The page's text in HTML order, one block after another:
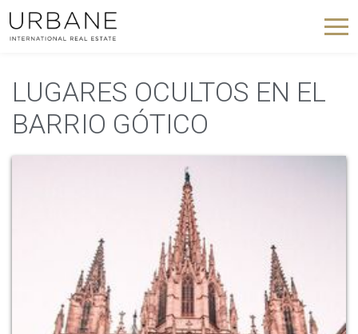
LUGARES OCULTOS EN EL
BARRIO GÓTICO